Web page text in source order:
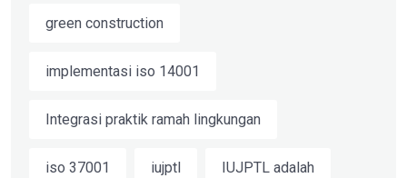
green construction
implementasi iso 14001
Integrasi praktik ramah lingkungan
iso 37001 iujptl IUJPTL adalah